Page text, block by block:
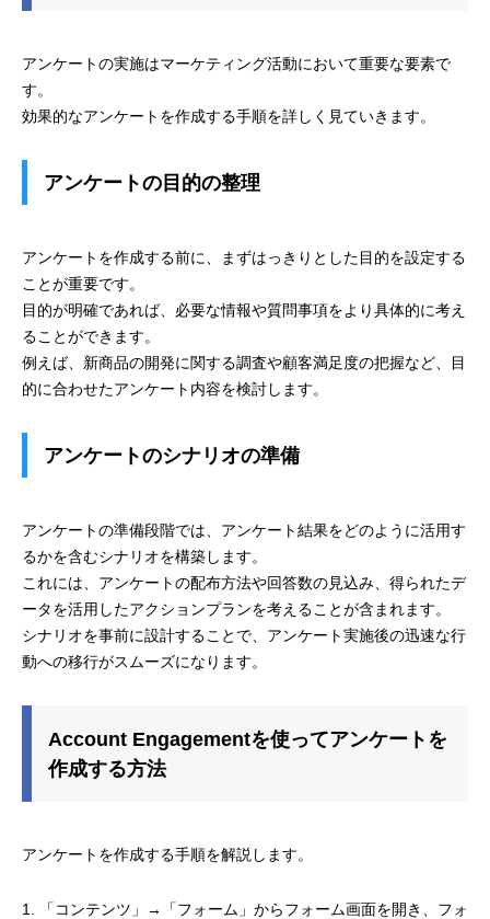
アンケートの実施はマーケティング活動において重要な要素で
す。
効果的なアンケートを作成する手順を詳しく見ていきます。
アンケートの目的の整理
アンケートを作成する前に、まずはっきりとした目的を設定する
ことが重要です。
目的が明確であれば、必要な情報や質問事項をより具体的に考え
ることができます。
例えば、新商品の開発に関する調査や顧客満足度の把握など、目
的に合わせたアンケート内容を検討します。
アンケートのシナリオの準備
アンケートの準備段階では、アンケート結果をどのように活用す
るかを含むシナリオを構築します。
これには、アンケートの配布方法や回答数の見込み、得られたデ
ータを活用したアクションプランを考えることが含まれます。
シナリオを事前に設計することで、アンケート実施後の迅速な行
動への移行がスムーズになります。
Account Engagementを使ってアンケートを
作成する方法
アンケートを作成する手順を解説します。
「コンテンツ」→「フォーム」からフォーム画面を開き、フォ